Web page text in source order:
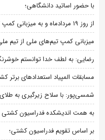
با حضور اساتید دانشگاهی؛
از روز 19 مردادماه و به میزبانی کمپ تیم های ملی؛
میزبانی کمپ تیم‌های ملی از تیم
رضایی: به لطف خدا توانستم
مسابقات المپیاد استعدادهای برتر
شمسی‌پور: با سلاح زیرگیری به
به همت اندیشکده فدراسیون کشتی
بر اساس تقویم فدراسیون کشتی؛